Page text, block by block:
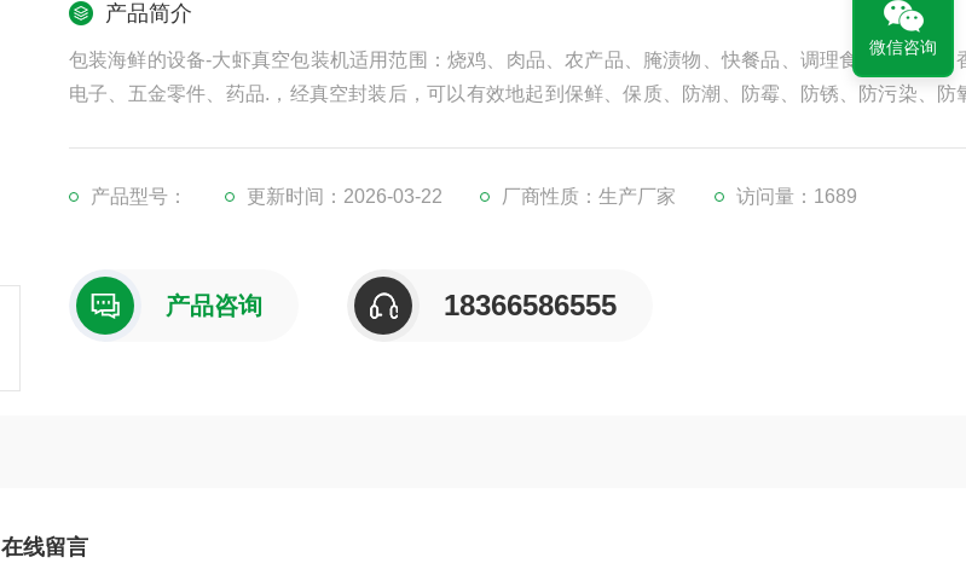
产品简介
包装海鲜的设备-大虾真空包装机适用范围：烧鸡、肉品、农产品、腌渍物、快餐品、调理食品、粉类、
电子、五金零件、药品.，经真空封装后，可以有效地起到保鲜、保质、防潮、防霉、防锈、防污染、防
产品型号： 更新时间：2026-03-22 厂商性质：生产厂家 访问量：1689
产品咨询 18366586555
在线留言
微信咨询